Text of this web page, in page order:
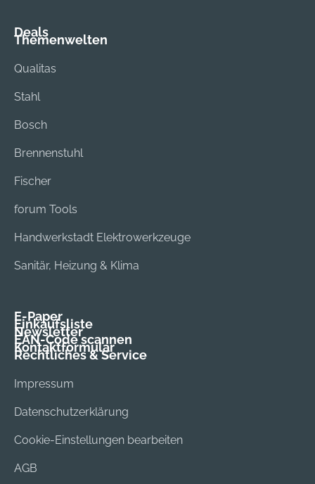
Deals
Themenwelten
Qualitas
Stahl
Bosch
Brennenstuhl
Fischer
forum Tools
Handwerkstadt Elektrowerkzeuge
Sanitär, Heizung & Klima
E-Paper
Einkaufsliste
Newsletter
EAN-Code scannen
Kontaktformular
Rechtliches & Service
Impressum
Datenschutzerklärung
Cookie-Einstellungen bearbeiten
AGB